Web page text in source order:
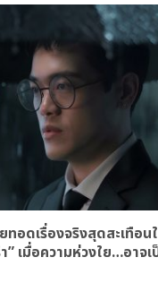
อดเรื่องจริงสุดสะเทือน
” เมื่อความห่วงใย…อาจ